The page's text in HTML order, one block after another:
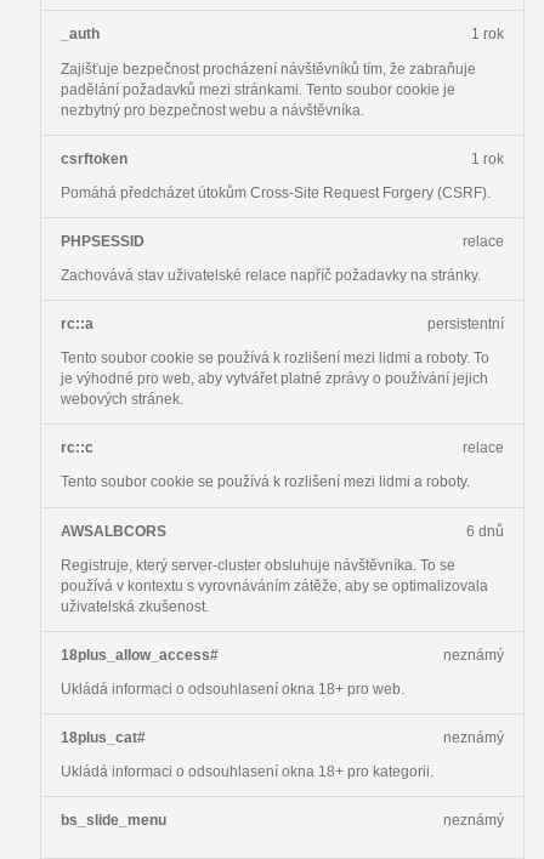
_auth
Zajišťuje bezpečnost procházení návštěvníků tím, že zabraňuje
padělání požadavků mezi stránkami. Tento soubor cookie je
nezbytný pro bezpečnost webu a návštěvníka.
1 rok
csrftoken
Pomáhá předcházet útokům Cross-Site Request Forgery (CSRF).
1 rok
PHPSESSID
Zachovává stav uživatelské relace napříč požadavky na stránky.
relace
rc::a
Tento soubor cookie se používá k rozlišení mezi lidmi a roboty. To
je výhodné pro web, aby vytvářet platné zprávy o používání jejich
webových stránek.
persistentní
rc::c
Tento soubor cookie se používá k rozlišení mezi lidmi a roboty.
relace
AWSALBCORS
Registruje, který server-cluster obsluhuje návštěvníka. To se
používá v kontextu s vyrovnáváním zátěže, aby se optimalizovala
uživatelská zkušenost.
6 dnů
18plus_allow_access#
Ukládá informaci o odsouhlasení okna 18+ pro web.
neznámý
18plus_cat#
Ukládá informaci o odsouhlasení okna 18+ pro kategorii.
neznámý
bs_slide_menu neznámý